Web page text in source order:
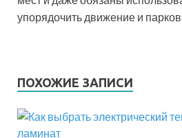
упорядочить движение и
ПОХОЖИЕ ЗАПИСИ